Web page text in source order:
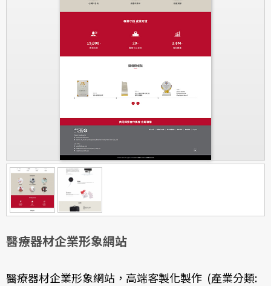
醫療器材企業形象網站
醫療器材企業形象網站，高端客製化製作 (產業分類: